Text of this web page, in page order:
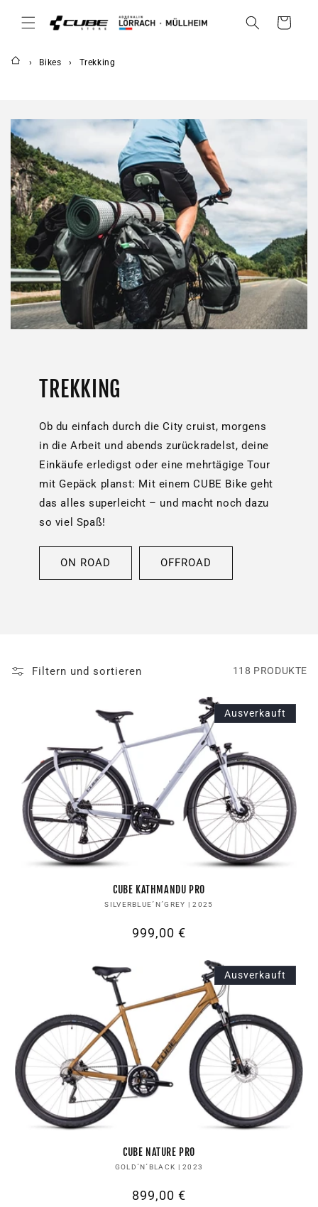
ZUM
INHALT
Warenkorb
Bikes Trekking
TREKKING
Ob du einfach durch die City cruist, morgens
in die Arbeit und abends zurückradelst, deine
Einkäufe erledigst oder eine mehrtägige Tour
mit Gepäck planst: Mit einem CUBE Bike geht
das alles superleicht – und macht noch dazu
so viel Spaß!
ON ROAD OFFROAD
Filtern und sortieren 118 PRODUKTE
Ausverkauft
CUBE KATHMANDU PRO
Anbieter:
SILVERBLUE´N´GREY | 2025
Normaler
999,00 €
Ausverkauft
CUBE NATURE PRO
Anbieter:
GOLD´N´BLACK | 2023
Normaler
899,00 €